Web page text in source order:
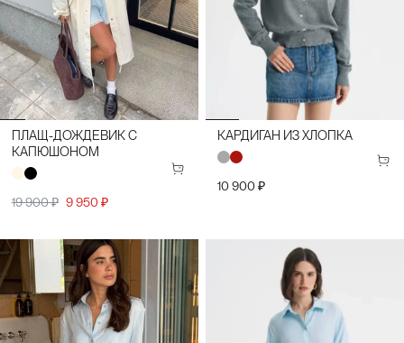
ПЛАЩ-ДОЖДЕВИК С
КАПЮШОНОМ
19 900 ₽ 9 950 ₽
КАРДИГАН ИЗ ХЛОПКА
10 900 ₽